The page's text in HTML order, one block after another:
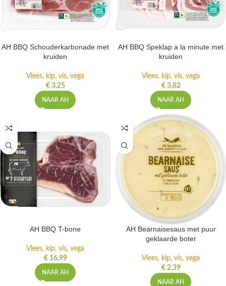
AH BBQ Schouderkarbonade met
kruiden
Vlees, kip, vis, vega
€3,25
NAAR AH
AH BBQ Speklap a la minute met
kruiden
Vlees, kip, vis, vega
€3,82
NAAR AH
AH BBQ T-bone
Vlees, kip, vis, vega
€16,99
NAAR AH
AH Bearnaisesaus met puur
geklaarde boter
Vlees, kip, vis, vega
€2,39
NAAR AH